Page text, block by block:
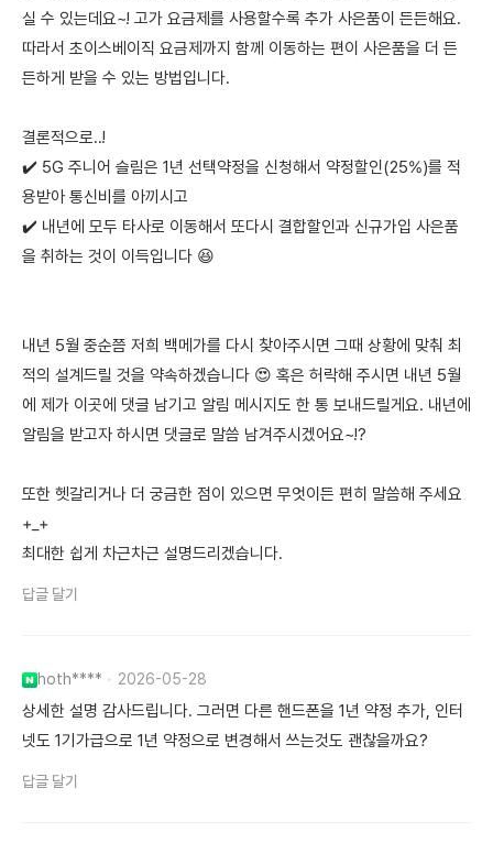
실 수 있는데요~! 고가 요금제를 사용할수록 추가 사은품이 든든해요.
따라서 초이스베이직 요금제까지 함께 이동하는 편이 사은품을 더 든
든하게 받을 수 있는 방법입니다.
결론적으로..!
✔️ 5G 주니어 슬림은 1년 선택약정을 신청해서 약정할인(25%)를 적
용받아 통신비를 아끼시고
✔️ 내년에 모두 타사로 이동해서 또다시 결합할인과 신규가입 사은품
을 취하는 것이 이득입니다 😆
내년 5월 중순쯤 저희 백메가를 다시 찾아주시면 그때 상황에 맞춰 최
적의 설계드릴 것을 약속하겠습니다 😍 혹은 허락해 주시면 내년 5월
에 제가 이곳에 댓글 남기고 알림 메시지도 한 통 보내드릴게요. 내년에
알림을 받고자 하시면 댓글로 말씀 남겨주시겠어요~!?
또한 헷갈리거나 더 궁금한 점이 있으면 무엇이든 편히 말씀해 주세요
+_+
최대한 쉽게 차근차근 설명드리겠습니다.
답글 달기
hoth**** 2026-05-28
상세한 설명 감사드립니다. 그러면 다른 핸드폰을 1년 약정 추가, 인터
넷도 1기가급으로 1년 약정으로 변경해서 쓰는것도 괜찮을까요?
답글 달기